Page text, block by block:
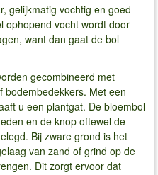
gelijkmatig vochtig en goed
ophopend vocht wordt door
want dan gaat de bol
gecombineerd met
bodembedekkers. Met een
u een plantgat. De bloembol
en de knop oftewel de
Bij zware grond is het
van zand of grind op de
Dit zorgt ervoor dat